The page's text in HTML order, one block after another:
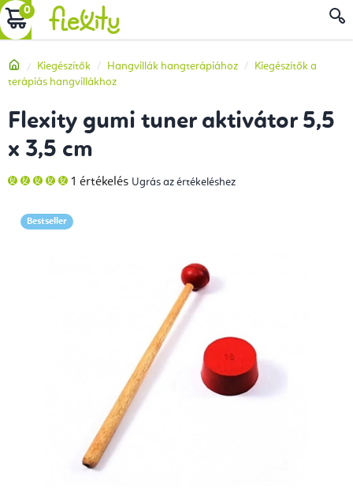
Ugrás
a
tartalomhoz
KOSÁR
Kezdőlap
Kiegészítők Hangvillák hangterápiához
Kiegészítők a
terápiás hangvillákhoz
Flexity gumi tuner aktivátor 5,5
x 3,5 cm
A
termék
5-
ből
1 értékelés Ugrás az értékeléshez
Bestseller